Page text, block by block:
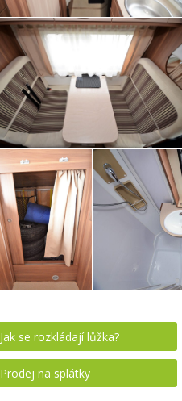
Jak se rozkládají lůžka?
Prodej na splátky